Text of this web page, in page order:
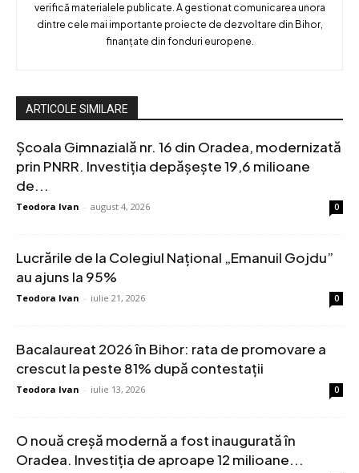
verifică materialele publicate. A gestionat comunicarea unora
dintre cele mai importante proiecte de dezvoltare din Bihor,
finanțate din fonduri europene.
ARTICOLE SIMILARE
Școala Gimnazială nr. 16 din Oradea, modernizată
prin PNRR. Investiția depășește 19,6 milioane
de...
Teodora Ivan - august 4, 2026 0
Lucrările de la Colegiul Național „Emanuil Gojdu”
au ajuns la 95%
Teodora Ivan - iulie 21, 2026 0
Bacalaureat 2026 în Bihor: rata de promovare a
crescut la peste 81% după contestații
Teodora Ivan - iulie 13, 2026 0
O nouă creșă modernă a fost inaugurată în
Oradea. Investiția de aproape 12 milioane...